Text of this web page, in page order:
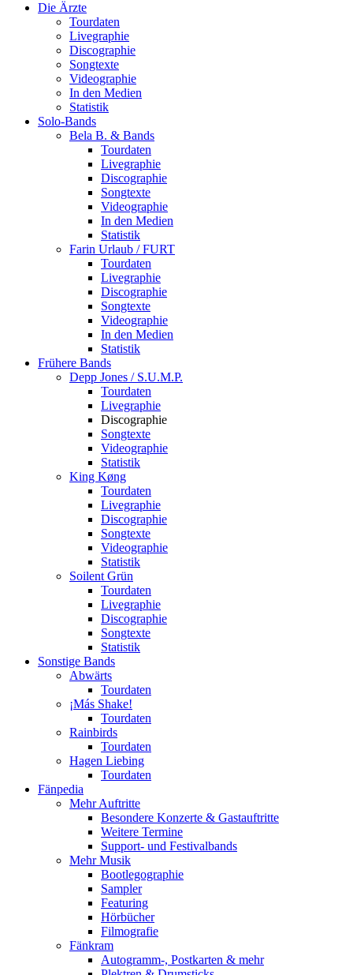
Die Ärzte
Tourdaten
Livegraphie
Discographie
Songtexte
Videographie
In den Medien
Statistik
Solo-Bands
Bela B. & Bands
Tourdaten
Livegraphie
Discographie
Songtexte
Videographie
In den Medien
Statistik
Farin Urlaub / FURT
Tourdaten
Livegraphie
Discographie
Songtexte
Videographie
In den Medien
Statistik
Frühere Bands
Depp Jones / S.U.M.P.
Tourdaten
Livegraphie
Discographie
Songtexte
Videographie
Statistik
King Køng
Tourdaten
Livegraphie
Discographie
Songtexte
Videographie
Statistik
Soilent Grün
Tourdaten
Livegraphie
Discographie
Songtexte
Statistik
Sonstige Bands
Abwärts
Tourdaten
¡Más Shake!
Tourdaten
Rainbirds
Tourdaten
Hagen Liebing
Tourdaten
Fänpedia
Mehr Auftritte
Besondere Konzerte & Gastauftritte
Weitere Termine
Support- und Festivalbands
Mehr Musik
Bootlegographie
Sampler
Featuring
Hörbücher
Filmografie
Fänkram
Autogramm-, Postkarten & mehr